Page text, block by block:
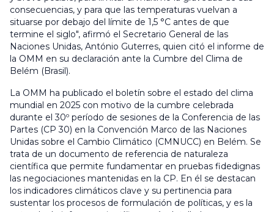
consecuencias, y para que las temperaturas vuelvan a
situarse por debajo del límite de 1,5 °C antes de que
termine el siglo", afirmó el Secretario General de las
Naciones Unidas, António Guterres, quien citó el informe de
la OMM en su declaración ante la Cumbre del Clima de
Belém (Brasil).
La OMM ha publicado el boletín sobre el estado del clima
mundial en 2025 con motivo de la cumbre celebrada
durante el 30º período de sesiones de la Conferencia de las
Partes (CP 30) en la Convención Marco de las Naciones
Unidas sobre el Cambio Climático (CMNUCC) en Belém. Se
trata de un documento de referencia de naturaleza
científica que permite fundamentar en pruebas fidedignas
las negociaciones mantenidas en la CP. En él se destacan
los indicadores climáticos clave y su pertinencia para
sustentar los procesos de formulación de políticas, y es la